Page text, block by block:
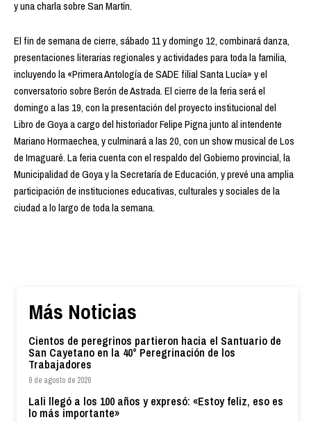
y una charla sobre San Martín.
El fin de semana de cierre, sábado 11 y domingo 12, combinará danza,
presentaciones literarias regionales y actividades para toda la familia,
incluyendo la «Primera Antología de SADE filial Santa Lucía» y el
conversatorio sobre Berón de Astrada. El cierre de la feria será el
domingo a las 19, con la presentación del proyecto institucional del
Libro de Goya a cargo del historiador Felipe Pigna junto al intendente
Mariano Hormaechea, y culminará a las 20, con un show musical de Los
de Imaguaré. La feria cuenta con el respaldo del Gobierno provincial, la
Municipalidad de Goya y la Secretaría de Educación, y prevé una amplia
participación de instituciones educativas, culturales y sociales de la
ciudad a lo largo de toda la semana.
Más Noticias
Cientos de peregrinos partieron hacia el Santuario de
San Cayetano en la 40° Peregrinación de los
Trabajadores
9 de agosto de 2026
Lali llegó a los 100 años y expresó: «Estoy feliz, eso es
lo más importante»